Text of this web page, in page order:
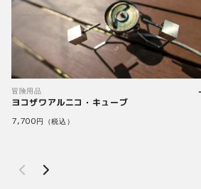
冒険用品
ヨコザワアルニコ・キューブ
7,700円（税込）